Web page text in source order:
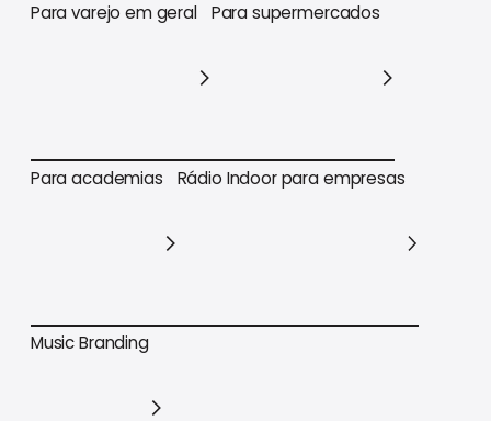
Para varejo em geral
Para varejo em geral
Para supermercados
Para supermercados
Para academias
Para academias
Rádio Indoor para empresas
Music Branding